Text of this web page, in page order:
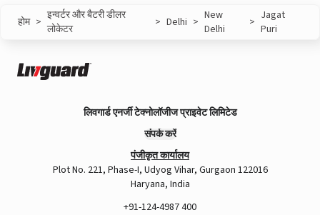
होम > इन्वर्टर और बैटरी डीलर
लोकेटर
> Delhi > New
Delhi
> Jagat
Puri
लिवगार्ड एनर्जी टेक्नोलॉजीज प्राइवेट लिमिटेड
संपर्क करें
पंजीकृत कार्यालय
Plot No. 221, Phase-I, Udyog Vihar, Gurgaon 122016
Haryana, India
+91-124-4987 400